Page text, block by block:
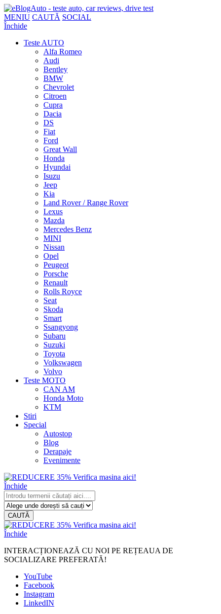
MENIU CAUTĂ SOCIAL
Închide
Teste AUTO
Alfa Romeo
Audi
Bentley
BMW
Chevrolet
Citroen
Cupra
Dacia
DS
Fiat
Ford
Great Wall
Honda
Hyundai
Isuzu
Jeep
Kia
Land Rover / Range Rover
Lexus
Mazda
Mercedes Benz
MINI
Nissan
Opel
Peugeot
Porsche
Renault
Rolls Royce
Seat
Skoda
Smart
Ssangyong
Subaru
Suzuki
Toyota
Volkswagen
Volvo
Teste MOTO
CAN AM
Honda Moto
KTM
Stiri
Special
Autostop
Blog
Derapaje
Evenimente
Închide
CAUTĂ
Închide
INTERACȚIONEAZĂ CU NOI PE REȚEAUA DE
SOCIALIZARE PREFERATĂ!
YouTube
Facebook
Instagram
LinkedIN